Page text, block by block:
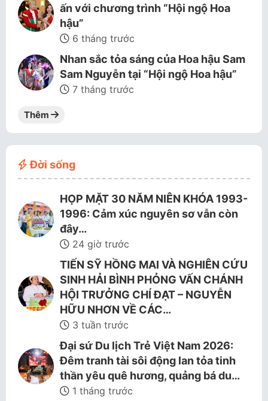
ấn với chương trình “Hội ngộ Hoa
hậu”
6 tháng trước
Nhan sắc tỏa sáng của Hoa hậu Sam
Sam Nguyễn tại “Hội ngộ Hoa hậu”
7 tháng trước
Thêm
Đời sống
HỌP MẶT 30 NĂM NIÊN KHÓA 1993-
1996: Cảm xúc nguyên sơ vẫn còn
đây…
24 giờ trước
TIẾN SỸ HỒNG MAI VÀ NGHIÊN CỨU
SINH HẢI BÌNH PHỎNG VẤN CHÁNH
HỘI TRƯỞNG CHÍ ĐẠT – NGUYỄN
HỮU NHƠN VỀ CÁC…
3 tuần trước
Đại sứ Du lịch Trẻ Việt Nam 2026:
Đêm tranh tài sôi động lan tỏa tinh
thần yêu quê hương, quảng bá du…
1 tháng trước